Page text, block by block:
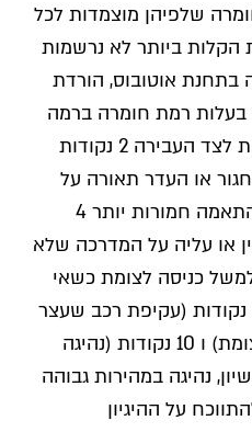
שלפיהן מוצמדות לכל
הקלות ביותר לא נרשמות
בתחנת אוטובוס, הורדת
בעלות רמת חומרה ברמה
שמעל הקלה ביותר, נרשמות לצד העבירה 2 נקודות
או העדר תאורה על
לוחית זיהוי מאחור) וכך בהתאמה חמורות יותר 4
או עליה על המדרכה שלא
6 נקודות (למשל כניסה לצומת כשאי
אפשר להמשיך בנסיעה) 8 נקודות (עקיפת רכב שעצר
לפני מעבר חציה או לפני צומת) ו 10 נקודות (נהיגה
נהיגה במהירות גבוהה
על ההיגיון